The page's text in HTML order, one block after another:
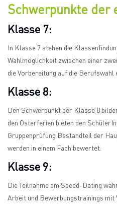
Schwerpunkte der
Klasse 7:
In Klasse 7 stehen die
Wahlmöglichkeit zwischen einer
die Vorbereitung auf die Berufswahl
Klasse 8:
Den Schwerpunkt der Klasse 8
den Osterferien bieten den
Gruppenprüfung Bestandteil der
werden in einem Fach bewertet.
Klasse 9:
Die Teilnahme am Speed-Dating
Arbeit und Bewerbungstrainings mit